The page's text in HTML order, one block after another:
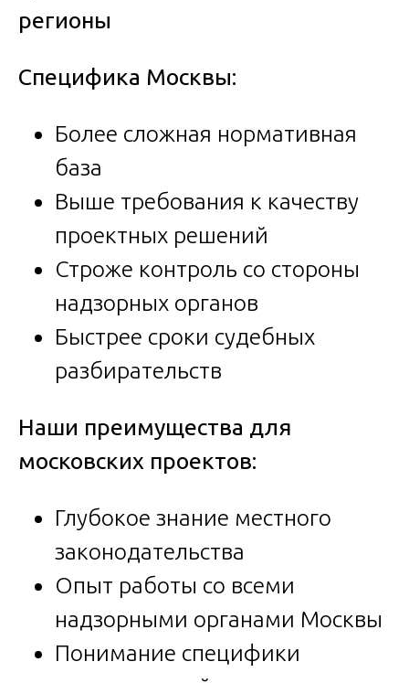
регионы
Специфика Москвы:
Более сложная нормативная
база
Выше требования к качеству
проектных решений
Строже контроль со стороны
надзорных органов
Быстрее сроки судебных
разбирательств
Наши преимущества для
московских проектов:
Глубокое знание местного
законодательства
Опыт работы со всеми
надзорными органами Москвы
Понимание специфики